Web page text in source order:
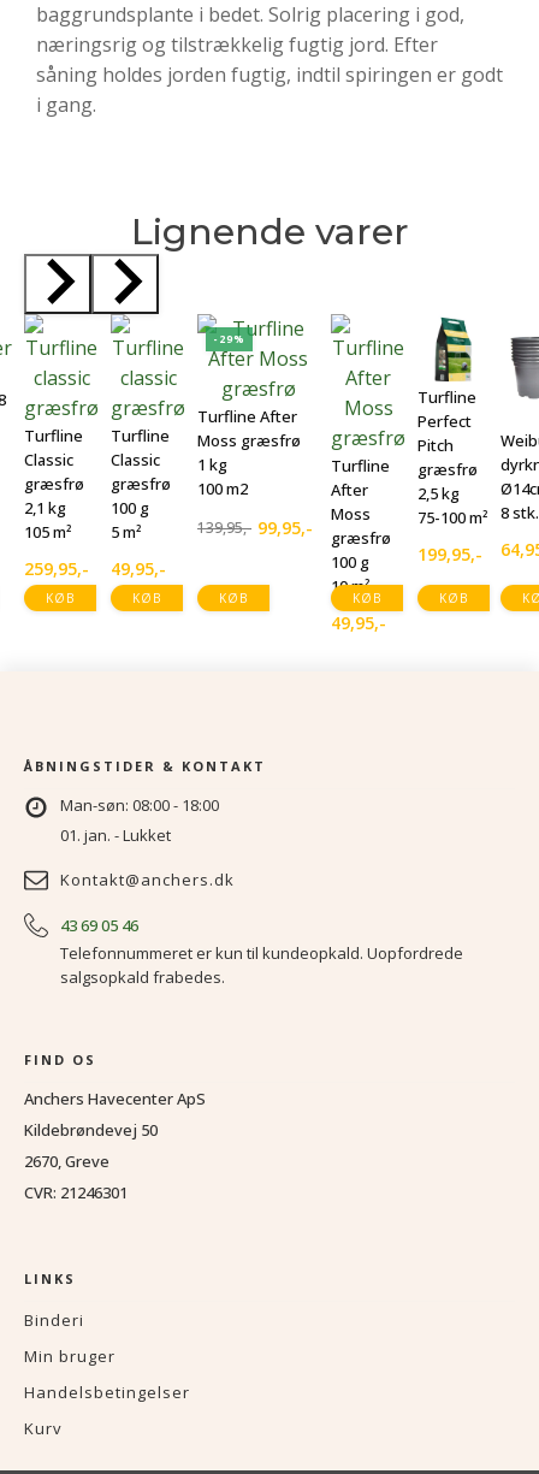
baggrundsplante i bedet. Solrig placering i god,
næringsrig og tilstrækkelig fugtig jord. Efter
såning holdes jorden fugtig, indtil spiringen er godt
i gang.
Lignende varer
KØB
Turfline
Classic
græsfrø
2,1 kg
105 m²
259,95,-
KØB
Turfline
Classic
græsfrø
100 g
5 m²
49,95,-
-29%
KØB
Turfline After
Moss græsfrø
1 kg
100 m2
139,95,-
Den
pris
var:
99,95,-
Den
pris
er:
KØB
Turfline
After
Moss
græsfrø
100 g
10 m²
49,95,-
KØB
Turfline
Perfect
Pitch
græsfrø
2,5 kg
75-100 m²
199,95,-
8 stk.
ÅBNINGSTIDER & KONTAKT
Man-søn: 08:00 - 18:00
01. jan. - Lukket
Kontakt@anchers.dk
43 69 05 46
Telefonnummeret er kun til kundeopkald. Uopfordrede
salgsopkald frabedes.
FIND OS
Anchers Havecenter ApS
Kildebrøndevej 50
2670, Greve
CVR: 21246301
LINKS
Binderi
Min bruger
Handelsbetingelser
Kurv